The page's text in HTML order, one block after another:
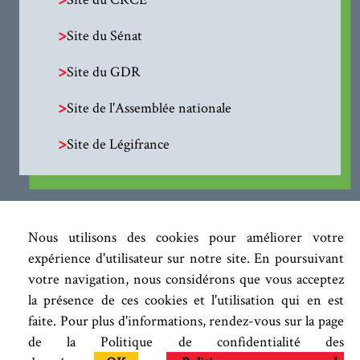
Nous utilisons des cookies pour améliorer votre
expérience d'utilisateur sur notre site. En poursuivant
votre navigation, nous considérons que vous acceptez
la présence de ces cookies et l'utilisation qui en est
faite. Pour plus d'informations, rendez-vous sur la page
de la Politique de confidentialité des
>Site du Sénat
>Site du GDR
>Site de l'Assemblée nationale
>Site de Légifrance